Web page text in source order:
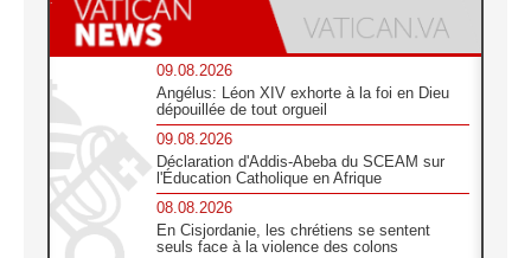
09.08.2026
Angélus: Léon XIV exhorte à la foi en Dieu
dépouillée de tout orgueil
09.08.2026
Déclaration d'Addis-Abeba du SCEAM sur
l'Éducation Catholique en Afrique
08.08.2026
En Cisjordanie, les chrétiens se sentent
seuls face à la violence des colons